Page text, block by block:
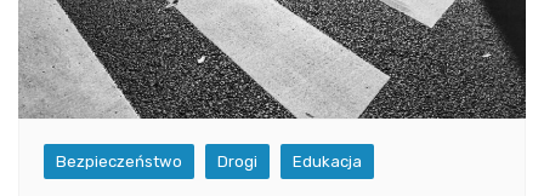
Bezpieczeństwo Drogi Edukacja